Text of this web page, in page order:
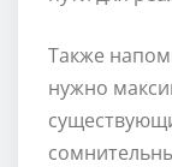
Также
нужно